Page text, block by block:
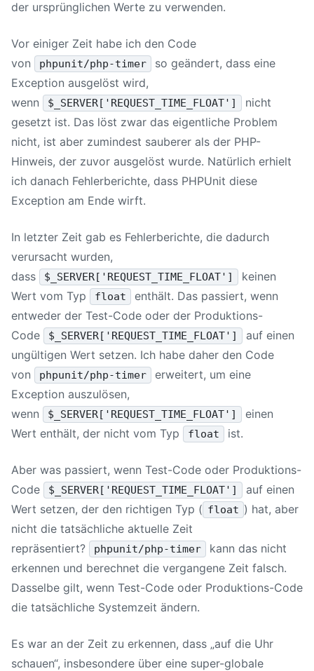
der ursprünglichen Werte zu verwenden.
Vor einiger Zeit habe ich den Code
von
phpunit/php-timer
so geändert, dass eine
Exception ausgelöst wird,
wenn
$_SERVER['REQUEST_TIME_FLOAT']
nicht
gesetzt ist. Das löst zwar das eigentliche Problem
nicht, ist aber zumindest sauberer als der PHP-
Hinweis, der zuvor ausgelöst wurde. Natürlich erhielt
ich danach Fehlerberichte, dass PHPUnit diese
Exception am Ende wirft.
In letzter Zeit gab es Fehlerberichte, die dadurch
verursacht wurden,
dass
$_SERVER['REQUEST_TIME_FLOAT']
keinen
Wert vom Typ
float
enthält. Das passiert, wenn
entweder der Test-Code oder der Produktions-
Code
$_SERVER['REQUEST_TIME_FLOAT']
auf einen
ungültigen Wert setzen. Ich habe daher den Code
von
phpunit/php-timer
erweitert, um eine
Exception auszulösen,
wenn
$_SERVER['REQUEST_TIME_FLOAT']
einen
Wert enthält, der nicht vom Typ
float ist.
Aber was passiert, wenn Test-Code oder Produktions-
Code
$_SERVER['REQUEST_TIME_FLOAT']
auf einen
Wert setzen, der den richtigen Typ ( float ) hat, aber
nicht die tatsächliche aktuelle Zeit
repräsentiert?
phpunit/php-timer
kann das nicht
erkennen und berechnet die vergangene Zeit falsch.
Dasselbe gilt, wenn Test-Code oder Produktions-Code
die tatsächliche Systemzeit ändern.
Es war an der Zeit zu erkennen, dass „auf die Uhr
schauen“, insbesondere über eine super-globale